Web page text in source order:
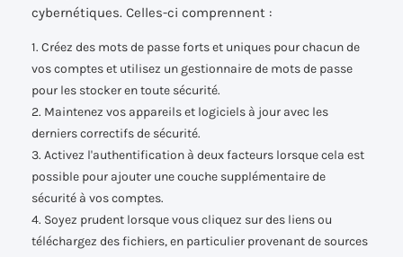
cybernétiques. Celles-ci comprennent :
1. Créez des mots de passe forts et uniques pour chacun de
vos comptes et utilisez un gestionnaire de mots de passe
pour les stocker en toute sécurité.
2. Maintenez vos appareils et logiciels à jour avec les
derniers correctifs de sécurité.
3. Activez l'authentification à deux facteurs lorsque cela est
possible pour ajouter une couche supplémentaire de
sécurité à vos comptes.
4. Soyez prudent lorsque vous cliquez sur des liens ou
téléchargez des fichiers, en particulier provenant de sources